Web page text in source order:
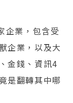
企業，包含受
企業，以及大
金錢、資訊4
是翻轉其中哪